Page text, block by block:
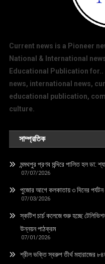
Current news is a Pioneer
National & International
Educational Publication
news, international news,
educational publication,
culture.
সাম্প্রতিক
মন্মথপুর প্রণব মন্দিরে পালিত হল ডা:
07/07/2026
পুজোর আগে কলকাতায় ৩ দিনের পর্যটন
07/03/2026
স্কটিশ চার্চ কলেজে শুরু হচ্ছে
উন্নয়ন পাঠক্রম
07/01/2026
শ্রীল ভক্তি স্বরুপ তীর্থ মহারাজের